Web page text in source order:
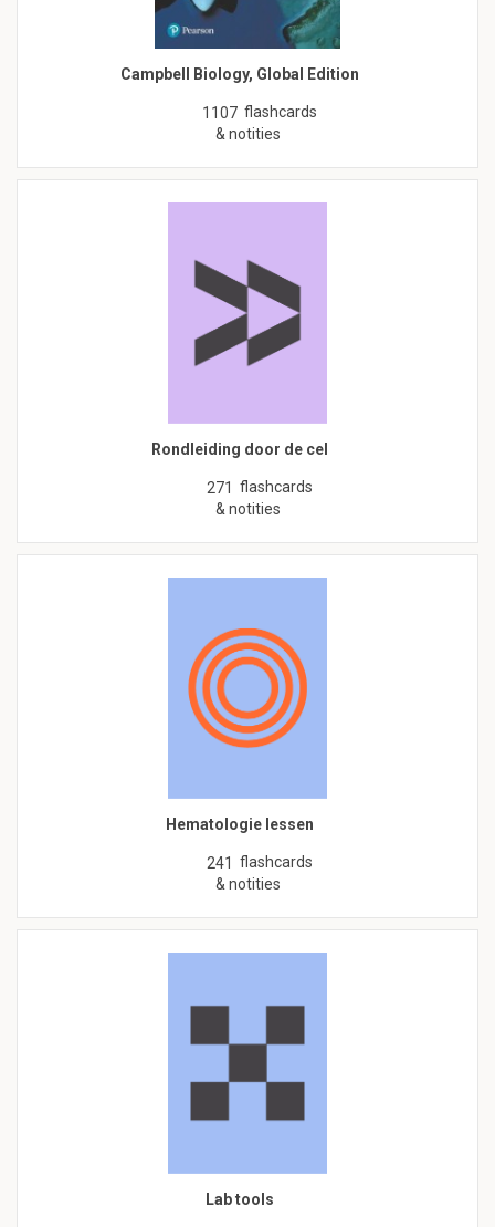
Campbell Biology, Global Edition
1107 flashcards
& notities
Rondleiding door de cel
271 flashcards
& notities
Hematologie lessen
241 flashcards
& notities
Lab tools